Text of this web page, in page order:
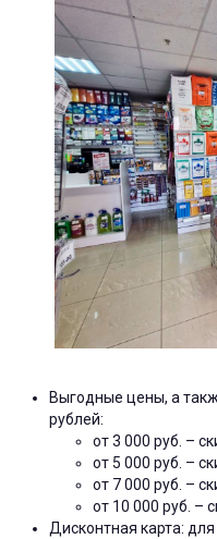
Выгодные цены, а
рублей:
от 3 000 руб. –
от 5 000 руб. –
от 7 000 руб. –
от 10 000 руб. –
Дисконтная карта: